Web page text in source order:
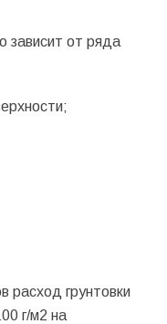
зависит от ряда
расход грунтовки
г/м2 на